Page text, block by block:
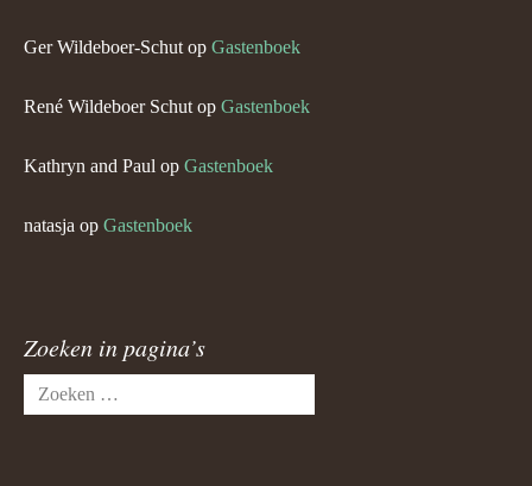
Ger Wildeboer-Schut op Gastenboek
René Wildeboer Schut op Gastenboek
Kathryn and Paul op Gastenboek
natasja op Gastenboek
Zoeken in pagina’s
Zoeken
naar: